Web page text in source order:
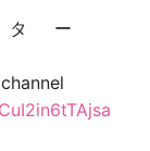
ター